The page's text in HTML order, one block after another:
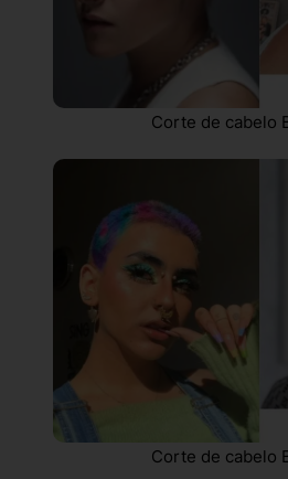
Corte de cabelo
Corte de cabelo